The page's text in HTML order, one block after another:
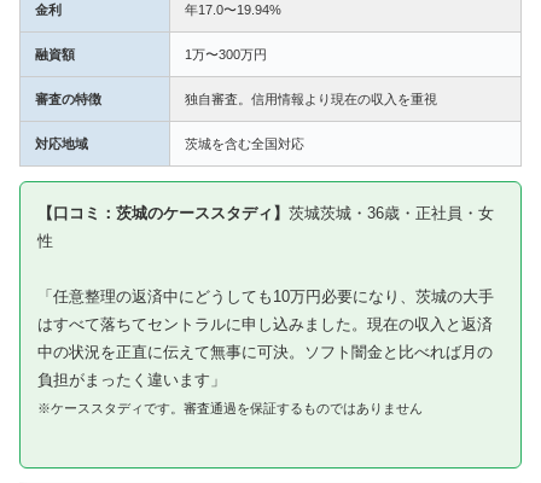
金利 年17.0〜19.94%
融資額 1万〜300万円
審査の特徴 独自審査。信用情報より現在の収入を重視
対応地域 茨城を含む全国対応
【口コミ：茨城のケーススタディ】 茨城茨城・36歳・正社員・女
性
「任意整理の返済中にどうしても10万円必要になり、茨城の大手
はすべて落ちてセントラルに申し込みました。現在の収入と返済
中の状況を正直に伝えて無事に可決。ソフト闇金と比べれば月の
負担がまったく違います」
※ケーススタディです。審査通過を保証するものではありません